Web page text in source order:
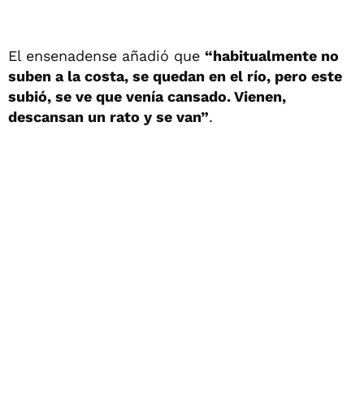
El ensenadense añadió que “habitualmente no
suben a la costa, se quedan en el río, pero este
subió, se ve que venía cansado. Vienen,
descansan un rato y se van”.